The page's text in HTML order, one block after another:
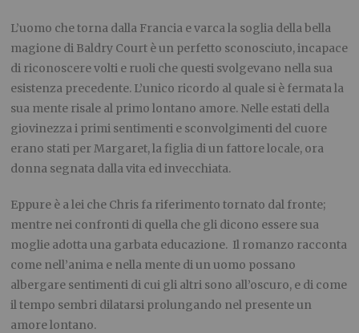
L’uomo che torna dalla Francia e varca la soglia della bella
magione di Baldry Court è un perfetto sconosciuto,incapace
di riconoscere volti e ruoli che questi svolgevano nella sua
esistenza precedente. L’unico ricordo al quale si è fermata la
sua mente risale al primo lontano amore. Nelle estati della
giovinezza i primi sentimenti e sconvolgimenti del cuore
erano stati per Margaret, la figlia di un fattore locale, ora
donna segnata dalla vita edinvecchiata.
Eppure è a lei che Chris fa riferimento tornato dal fronte;
mentre nei confronti di quella che gli dicono essere sua
moglie adotta una garbata educazione. Il romanzo racconta
come nell’anima e nella mente di un uomo possano
albergare sentimenti di cui gli altri sono all’oscuro, e di come
il tempo sembri dilatarsi prolungando nel presente un
amore lontano.